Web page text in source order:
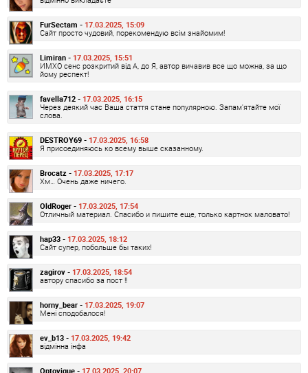
FurSectam - 17.03.2025, 15:09
Сайт просто чудовий, порекомендую всім знайомим!
Limiran - 17.03.2025, 15:51
ИМХО сенс розкритий від А, до Я, автор вичавив все що можна, за що
йому респект!
favella712 - 17.03.2025, 16:15
Через деякий час Ваша стаття стане популярною. Запам'ятайте мої
слова.
DESTROY69 - 17.03.2025, 16:58
Я присоединяюсь ко всему выше сказанному.
Brocatz - 17.03.2025, 17:17
Хм… Очень даже ничего.
OldRoger - 17.03.2025, 17:54
Отличный материал. Спасибо и пишите еще, только картнок маловато!
hap33 - 17.03.2025, 18:12
Сайт супер, побольше бы таких!
zagirov - 17.03.2025, 18:54
автору спасибо за пост !!
horny_bear - 17.03.2025, 19:07
Мені сподобалося!
ev_b13 - 17.03.2025, 19:42
відмінна інфа
Optovique - 17.03.2025, 20:07